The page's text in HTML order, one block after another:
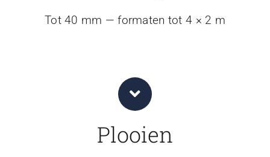
Tot 40 mm — formaten tot 4 × 2 m
Plooien